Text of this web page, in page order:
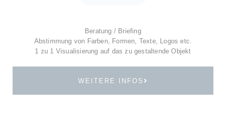
Beratung / Briefing
Abstimmung von Farben, Formen, Texte, Logos etc.
1 zu 1 Visualisierung auf das zu gestaltende Objekt
WEITERE INFOS